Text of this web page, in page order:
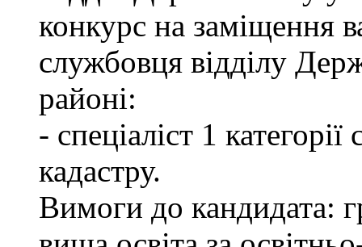
конкурс на заміщення
службовця відділу
районі:
- спеціаліст 1
кадастру.
Вимоги до кандидата: